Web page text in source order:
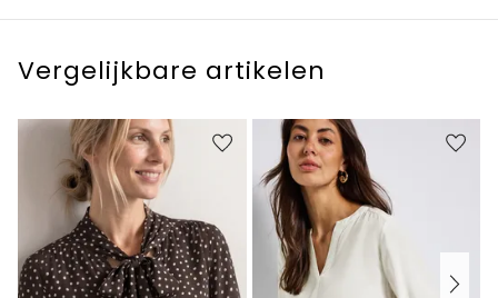
Vergelijkbare artikelen